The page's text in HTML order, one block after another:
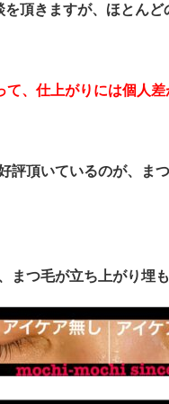
頂きますが、ほとんど
、仕上がりには個人差
評頂いているのが、ま
まつ毛が立ち上がり埋